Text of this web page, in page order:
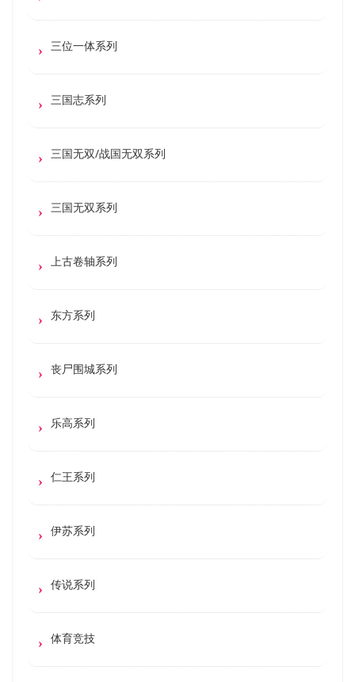
三位一体系列
三国志系列
三国无双/战国无双系列
三国无双系列
上古卷轴系列
东方系列
丧尸围城系列
乐高系列
仁王系列
伊苏系列
传说系列
体育竞技